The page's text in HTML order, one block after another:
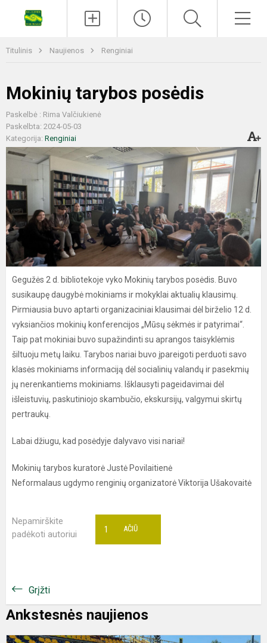
Titulinis Naujienos Renginiai
Mokinių tarybos posėdis
Paskelbė : Rima Valčiukienė
Paskelbta: 2024-05-03
Kategorija: Renginiai
Gegužės 2 d. bibliotekoje vyko Mokinių tarybos posėdis. Buvo
susikaupę daugybė mokiniams ir mokyklai aktualių klausimų.
Pirmiausia buvo aptarti organizaciniai klausimai dėl birželio 12 d.
vyksiančios mokinių konferencijos „Mūsų sėkmės ir patyrimai“.
Taip pat mokiniai buvo supažindinti su aprangos taisyklėmis
šiltuoju metų laiku. Tarybos nariai buvo įpareigoti perduoti savo
klasės mokiniams informaciją dėl socialinių valandų ir pasekmių
jų nerenkantiems mokiniams. Išklausyti pageidavimai dėl
išleistuvių, paskutiniojo skambučio, ekskursijų, valgymui skirtų
pertraukų.
Labai džiugu, kad posėdyje dalyvavo visi nariai!
Mokinių tarybos kuratorė Justė Povilaitienė
Neformalaus ugdymo renginių organizatorė Viktorija Ušakovaitė
Nepamirškite
padėkoti autoriui
AČIŪ
1
Grįžti
Ankstesnės naujienos